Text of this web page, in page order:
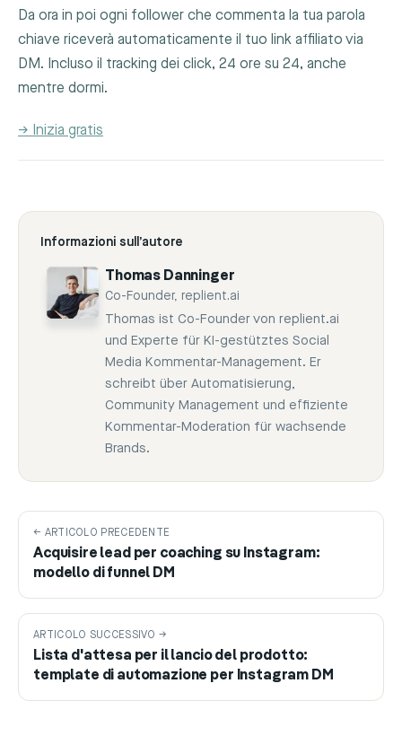
Da ora in poi ogni follower che commenta la tua parola
chiave riceverà automaticamente il tuo link affiliato via
DM. Incluso il tracking dei click, 24 ore su 24, anche
mentre dormi.
→ Inizia gratis
Informazioni sull’autore
Thomas Danninger
Co-Founder, replient.ai
Thomas ist Co-Founder von replient.ai
und Experte für KI-gestütztes Social
Media Kommentar-Management. Er
schreibt über Automatisierung,
Community Management und effiziente
Kommentar-Moderation für wachsende
Brands.
← ARTICOLO PRECEDENTE
Acquisire lead per coaching su Instagram:
modello di funnel DM
ARTICOLO SUCCESSIVO →
Lista d'attesa per il lancio del prodotto:
template di automazione per Instagram DM